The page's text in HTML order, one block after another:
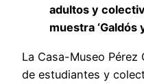
adultos y
muestra ‘Galdós
La Casa-Museo
de estudiantes y